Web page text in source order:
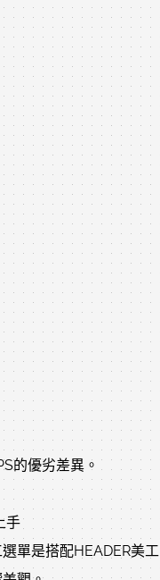
的優劣差異。
手
單是搭配HEADER美工